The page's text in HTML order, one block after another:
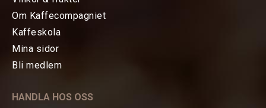
HEM
Om Kaffecompagniet
Kaffeskola
Mina sidor
Bli medlem
HANDLA HOS OSS